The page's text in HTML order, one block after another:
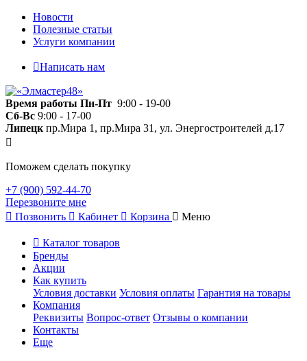
Новости
Полезные статьи
Услуги компании
Написать нам
Время работы Пн-Пт 9:00 - 19-00
Сб-Вс 9:00 - 17-00
Липецк пр.Мира 1, пр.Мира 31, ул. Энергостроителей д.17
Поможем сделать покупку
+7 (900) 592-44-70
Перезвоните мне
Позвонить
Кабинет Корзина Меню
Каталог товаров
Бренды
Акции
Как купить
Условия доставки Условия оплаты Гарантия на товары
Компания
Реквизиты Вопрос-ответ Отзывы о компании
Контакты
Еще